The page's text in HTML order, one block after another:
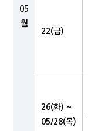
05
월
22(금)
26(화) ~
05/28(목)